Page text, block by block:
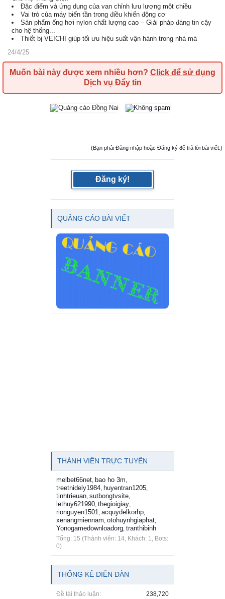
Đặc điểm và ứng dụng của van chỉnh lưu lượng một chiều
Vai trò của máy biến tần trong điều khiển động cơ
Sản phẩm ống hơi nylon chất lượng cao – Giải pháp đáng tin cậy
cho hệ thống...
Thiết bị VEICHI giúp tối ưu hiệu suất vận hành trong nhà má
24/4/25
Muốn bài này được xem nhiều hơn? Click để sử dụng
Dịch vụ Đẩy tin
(Bạn phải Đăng nhập hoặc Đăng ký để trả lời bài viết.)
Đăng ký!
QUẢNG CÁO BÀI VIẾT
THÀNH VIÊN TRỰC TUYẾN
melbet66net, bao ho 3m,
treetnidely1984, huyentran1205,
tinhtrieuan, sutbongtvsite,
lethuy621990, thegioigiay,
rionguyen1501, acquydelkorhp,
xenangmiennam, otohuynhgiaphat,
Yonogamedownloadorg, tranthibinh
Tổng: 15 (Thành viên: 14, Khách: 1, Bots:
0)
THỐNG KÊ DIỄN ĐÀN
Đề tài thảo luận:
238,720